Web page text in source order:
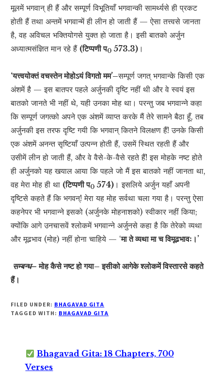
मूलमें भगवान् ही हैं और सम्पूर्ण विभूतियाँ भगवान्की सामर्थ्यसे ही प्रकट
होती हैं तथा अन्तमें भगवान्में ही लीन हो जाती हैं — ऐसा तत्त्वसे जानता
है, वह अविचल भक्तियोगसे युक्त हो जाता है। इसी बातको अर्जुन
अध्यात्मसंज्ञित मान रहे हैं (टिप्पणी प0 573.3) ।
‘यत्त्वयोक्तं वचस्तेन मोहोऽयं विगतो मम’–सम्पूर्ण जगत् भगवान्के किसी एक
अंशमें है — इस बातपर पहले अर्जुनकी दृष्टि नहीं थी और वे स्वयं इस
बातको जानते भी नहीं थे, यही उनका मोह था। परन्तु जब भगवान्ने कहा
कि सम्पूर्ण जगत्को अपने एक अंशमें व्याप्त करके मैं तेरे सामने बैठा हूँ, तब
अर्जुनकी इस तरफ दृष्टि गयी कि भगवान् कितने विलक्षण हैं! उनके किसी
एक अंशमें अनन्त सृष्टियाँ उत्पन्न होती हैं, उसमें स्थित रहती हैं और
उसीमें लीन हो जाती हैं, और वे वैसे-के-वैसे रहते हैं! इस मोहके नष्ट होते
ही अर्जुनको यह खयाल आया कि पहले जो मैं इस बातको नहीं जानता था,
वह मेरा मोह ही था (टिप्पणी प0 574) । इसलिये अर्जुन यहाँ अपनी
दृष्टिसे कहते हैं कि भगवन्! मेरा यह मोह सर्वथा चला गया है। परन्तु ऐसा
कहनेपर भी भगवान्ने इसको (अर्जुनके मोहनाशको) स्वीकार नहीं किया;
क्योंकि आगे उनचासवें श्लोकमें भगवान्ने अर्जुनसे कहा है कि तेरेको व्यथा
और मूढभाव (मोह) नहीं होना चाहिये — ‘मा ते व्यथा मा च विमूढभावः।’
सम्बन्ध–मोह कैसे नष्ट हो गया– इसीको आगेके श्लोकमें विस्तारसे कहते
हैं।
FILED UNDER: BHAGAVAD GITA
TAGGED WITH: BHAGAVAD GITA
Bhagavad Gita: 18 Chapters, 700
Verses